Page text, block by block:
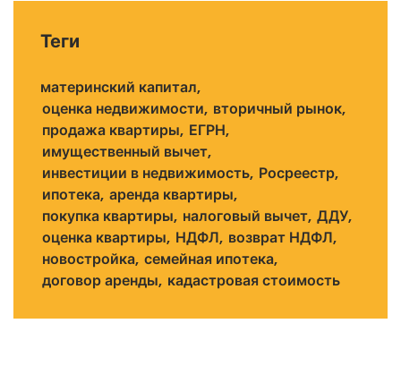
Теги
материнский капитал
оценка недвижимости вторичный рынок
продажа квартиры ЕГРН
имущественный вычет
инвестиции в недвижимость Росреестр
ипотека аренда квартиры
покупка квартиры налоговый вычет ДДУ
оценка квартиры НДФЛ возврат НДФЛ
новостройка семейная ипотека
договор аренды кадастровая стоимость